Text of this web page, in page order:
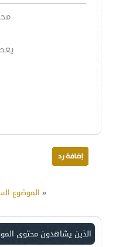
« الموضوع
الذين يشاهدون محتوى